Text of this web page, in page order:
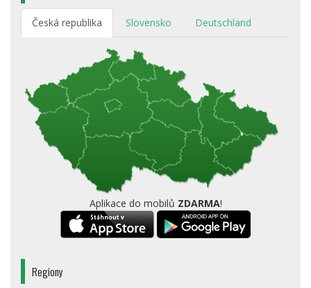
Česká republika Slovensko Deutschland
Aplikace do mobilů ZDARMA!
Regiony